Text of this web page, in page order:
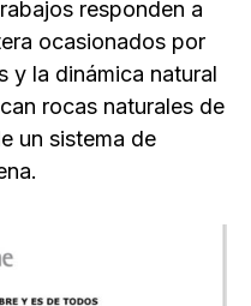
responden a
ocasionados por
y la dinámica natural
rocas naturales de
un sistema de